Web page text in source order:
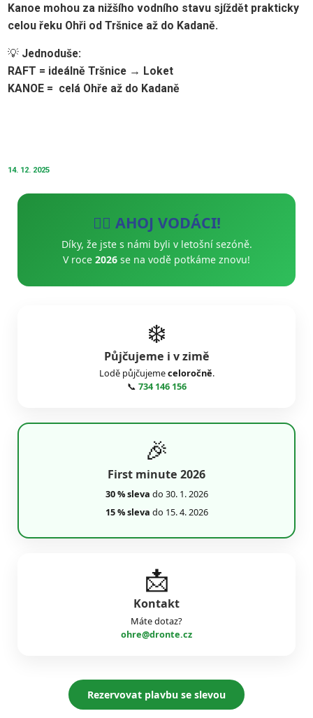
Kanoe mohou za nižšího vodního stavu sjíždět prakticky
celou řeku Ohři od Tršnice až do Kadaně.
💡 Jednoduše:
RAFT = ideálně Tršnice → Loket
KANOE = celá Ohře až do Kadaně
14. 12. 2025
🚣‍♂️ AHOJ VODÁCI!
Díky, že jste s námi byli v letošní sezóně.
V roce 2026 se na vodě potkáme znovu!
❄️
Půjčujeme i v zimě
Lodě půjčujemeceloročně.
📞 734 146 156
🎉
First minute 2026
30 % sleva do 30. 1. 2026
15 % sleva do 15. 4. 2026
📩
Kontakt
Máte dotaz?
ohre@dronte.cz
Rezervovat plavbu se slevou